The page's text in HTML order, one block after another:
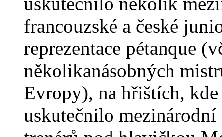
francouzské a české
reprezentace pétanque
několikanásobných
Evropy), na hřištích, kde
uskutečnilo mezinárodní